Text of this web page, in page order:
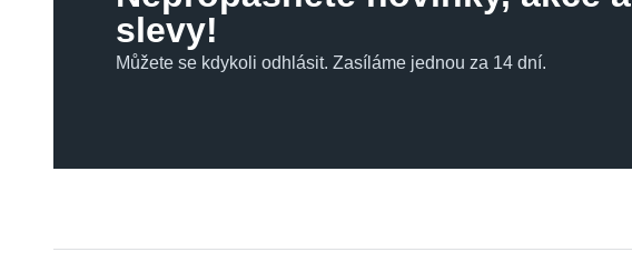
slevy!
Můžete se kdykoli odhlásit. Zasíláme jednou za 14 dní.